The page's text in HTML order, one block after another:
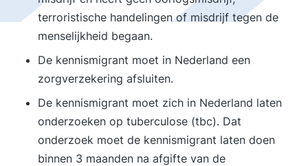
terroristische handelingen of misdrijf tegen de
menselijkheid begaan.
De kennismigrant moet in Nederland een
zorgverzekering afsluiten.
De kennismigrant moet zich in Nederland laten
onderzoeken op tuberculose (tbc). Dat
onderzoek moet de kennismigrant laten doen
binnen 3 maanden na afgifte van de